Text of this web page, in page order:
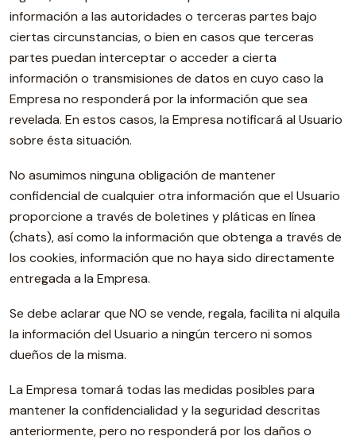
información a las autoridades o terceras partes bajo
ciertas circunstancias, o bien en casos que terceras
partes puedan interceptar o acceder a cierta
información o transmisiones de datos en cuyo caso la
Empresa no responderá por la información que sea
revelada. En estos casos, la Empresa notificará al Usuario
sobre ésta situación.
No asumimos ninguna obligación de mantener
confidencial de cualquier otra información que el Usuario
proporcione a través de boletines y pláticas en línea
(chats), así como la información que obtenga a través de
los cookies, información que no haya sido directamente
entregada a la Empresa.
Se debe aclarar que NO se vende, regala, facilita ni alquila
la información del Usuario a ningún tercero ni somos
dueños de la misma.
La Empresa tomará todas las medidas posibles para
mantener la confidencialidad y la seguridad descritas
anteriormente, pero no responderá por los daños o